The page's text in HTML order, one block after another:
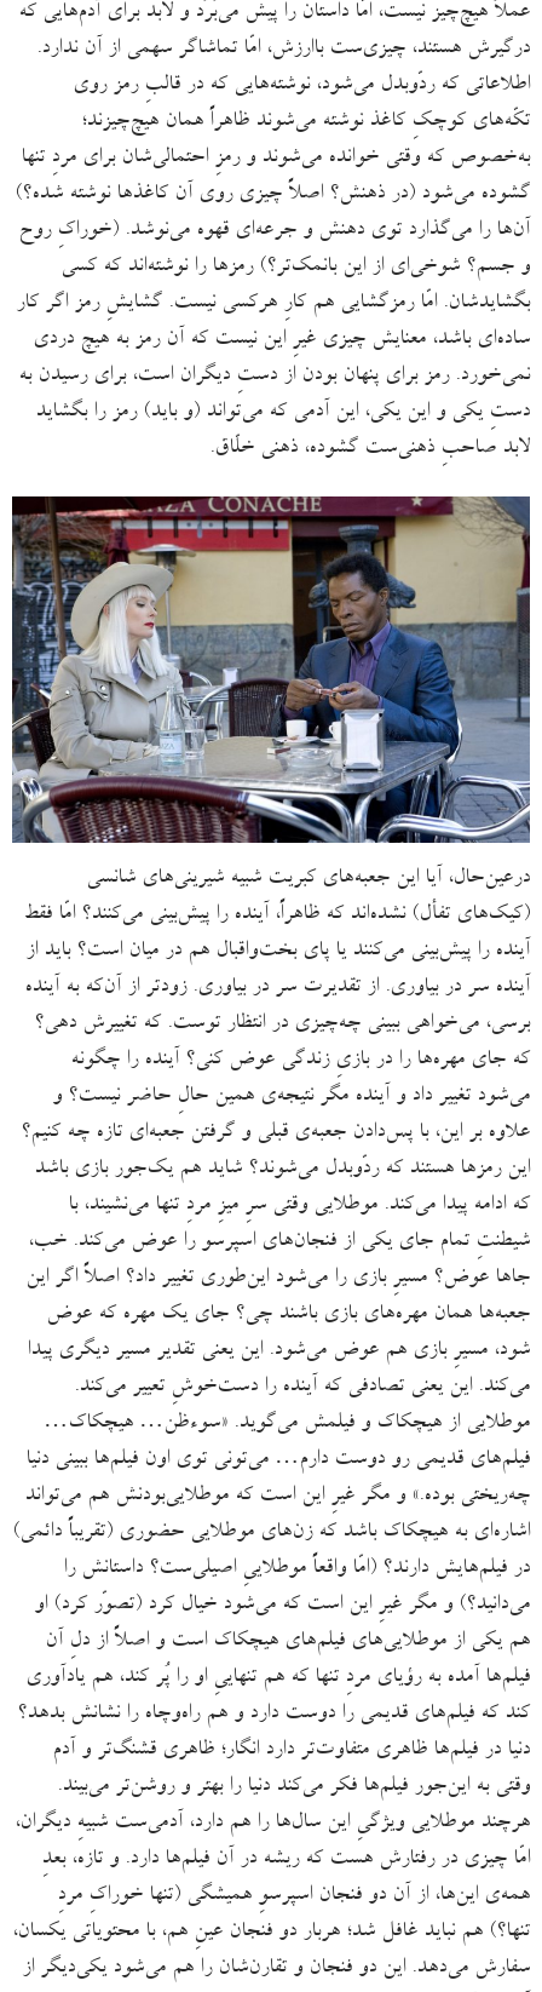
عملاً هیچ‌چیز نیست، امّا داستان را پیش می‌بَرَد و لابد برای آدم‌هایی که
درگیرش هستند، چیزی‌ست باارزش،‌ امّا تماشاگر سهمی از آن ندارد.
اطلاعاتی که ردّوبدل می‌شود، نوشته‌هایی که در قالبِ رمز روی
تکّه‌های کوچکِ کاغذ نوشته می‌شوند ظاهراً همان هیچ‌چیزند؛
به‌خصوص که وقتی خوانده می‌شوند و رمزِ احتمالی‌شان برای مردِ تنها
گشوده می‌شود (در ذهنش؟ اصلاً چیزی روی آن کاغذها نوشته شده؟)
آن‌ها را می‌گذارد توی دهنش و جرعه‌ای قهوه می‌نوشد. (خوراکِ روح
و جسم؟ شوخی‌ای از این بانمک‌تر؟) رمزها را نوشته‌اند که کسی
بگشایدشان. امّا رمزگشایی هم کارِ هرکسی نیست. گشایشِ رمز اگر کار
ساده‌ای باشد، معنایش چیزی غیرِ این نیست که آن رمز به هیچ دردی
نمی‌خورد. رمز برای پنهان ‌بودن از دستِ دیگران است، برای رسیدن به
دستِ یکی و این یکی، این آدمی که می‌تواند (و باید) رمز را بگشاید
لابد صاحبِ ذهنی‌ست گشوده، ذهنی خلّاق.
درعین‌حال، آیا این جعبه‌های کبریت شبیه شیرینی‌های شانسی
(کیک‌های تفأل) نشده‌اند که ظاهراً، آینده را پیش‌بینی می‌کنند؟ امّا فقط
آینده را پیش‌بینی می‌کنند یا پای بخت‌واقبال هم در میان است؟ باید از
آینده سر در بیاوری. از تقدیرت سر در بیاوری. زودتر از آن‌که به آینده
برسی، می‌خواهی ببینی چه‌چیزی در انتظار توست. که تغییرش دهی؟
که جای مهره‌ها را در بازیِ زندگی عوض کنی؟ آینده را چگونه
می‌شود تغییر داد و آینده مگر نتیجه‌ی همین حالِ حاضر نیست؟ و
علاوه بر این، با پس‌دادن جعبه‌ی قبلی و گرفتن جعبه‌ای تازه چه کنیم؟
این رمزها هستند که ردّوبدل می‌شوند؟ شاید هم یک‌جور بازی باشد
که ادامه پیدا می‌کند. موطلایی وقتی سرِ میزِ مردِ تنها می‌نشیند، با
شیطنتِ تمام جای یکی از فنجان‌های اسپرسو را عوض می‌کند. خب،
جاها عوض؟ مسیرِ بازی را می‌شود این‌طوری تغییر داد؟ اصلاً اگر این‌
جعبه‌ها همان مهره‌های بازی باشند چی؟ جای یک مهره که عوض
شود، مسیرِ بازی هم عوض می‌شود. این یعنی تقدیر مسیر دیگری پیدا
می‌کند. این یعنی تصادفی که‌ آینده را دست‌خوشِ تعییر می‌کند.
موطلایی از هیچکاک و فیلمش می‌گوید. «سوءظن… هیچکاک…
فیلم‌های قدیمی رو دوست دارم… می‌تونی توی اون فیلم‌ها ببینی دنیا
چه‌ریختی بوده.»‌ و مگر غیرِ این است که موطلایی‌بودنش هم می‌تواند
اشاره‌ای به هیچکاک باشد که زن‌های موطلایی حضوری (تقریباً دائمی)
در فیلم‌هایش دارند؟ (امّا واقعاً موطلاییِ اصیلی‌ست؟ داستانش را
می‌دانید؟) و مگر غیرِ این است که می‌شود خیال کرد (تصوّر کرد) او
هم یکی از موطلایی‌های فیلم‌های هیچکاک است و اصلاً از دلِ آن
فیلم‌ها آمده به رؤیای مردِ تنها که هم تنهاییِ او را پُر کند، هم یادآوری
کند که فیلم‌های قدیمی را دوست دارد و هم راه‌و‌چاه را نشانش بدهد؟
دنیا در فیلم‌ها ظاهری متفاوت‌تر دارد انگار؛ ظاهری قشنگ‌تر و آدم
وقتی به این‌جور فیلم‌ها فکر می‌کند دنیا را بهتر و روشن‌تر می‌بیند.
هرچند موطلایی ویژگیِ این سال‌ها را هم دارد، آدمی‌ست شبیهِ دیگران،
امّا چیزی در رفتارش هست که ریشه در آن فیلم‌ها دارد. و تازه، بعدِ
همه‌ی این‌ها، از آن دو فنجان اسپرسوِ همیشگی (تنها خوراکِ مردِ
تنها؟) هم نباید غافل شد؛ هربار دو فنجان عینِ هم، با محتویاتی یکسان،
سفارش می‌دهد. این دو فنجان و تقارن‌شان را هم می‌شود یکی‌دیگر از